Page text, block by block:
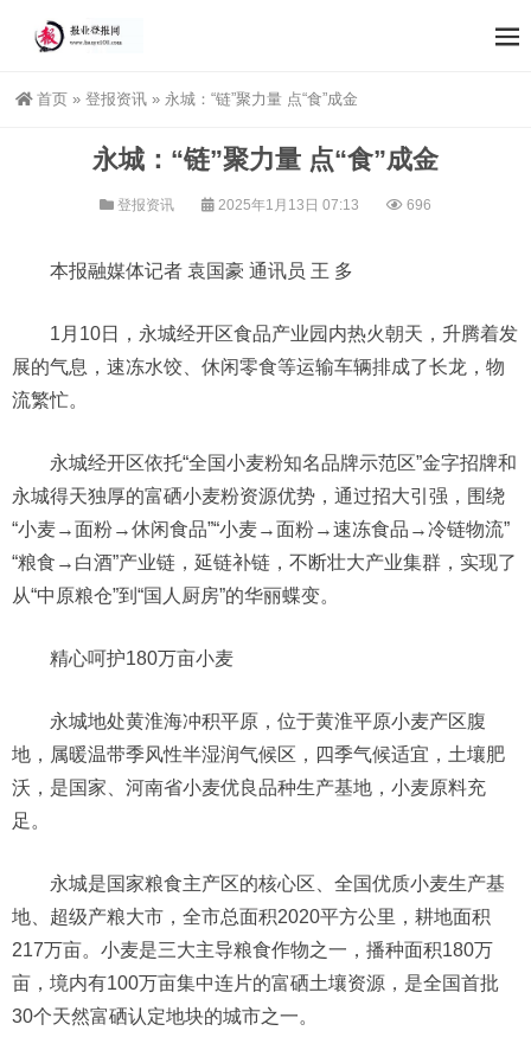
首页 » 登报资讯 » 永城：“链”聚力量 点“食”成金
永城：“链”聚力量 点“食”成金
登报资讯 2025年1月13日 07:13 696
本报融媒体记者 袁国豪 通讯员 王 多
1月10日，永城经开区食品产业园内热火朝天，升腾着发
展的气息，速冻水饺、休闲零食等运输车辆排成了长龙，物
流繁忙。
永城经开区依托“全国小麦粉知名品牌示范区”金字招牌和
永城得天独厚的富硒小麦粉资源优势，通过招大引强，围绕
“小麦→面粉→休闲食品”“小麦→面粉→速冻食品→冷链物流”
“粮食→白酒”产业链，延链补链，不断壮大产业集群，实现了
从“中原粮仓”到“国人厨房”的华丽蝶变。
精心呵护180万亩小麦
永城地处黄淮海冲积平原，位于黄淮平原小麦产区腹
地，属暖温带季风性半湿润气候区，四季气候适宜，土壤肥
沃，是国家、河南省小麦优良品种生产基地，小麦原料充
足。
永城是国家粮食主产区的核心区、全国优质小麦生产基
地、超级产粮大市，全市总面积2020平方公里，耕地面积
217万亩。小麦是三大主导粮食作物之一，播种面积180万
亩，境内有100万亩集中连片的富硒土壤资源，是全国首批
30个天然富硒认定地块的城市之一。